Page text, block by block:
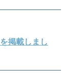
掲載しまし